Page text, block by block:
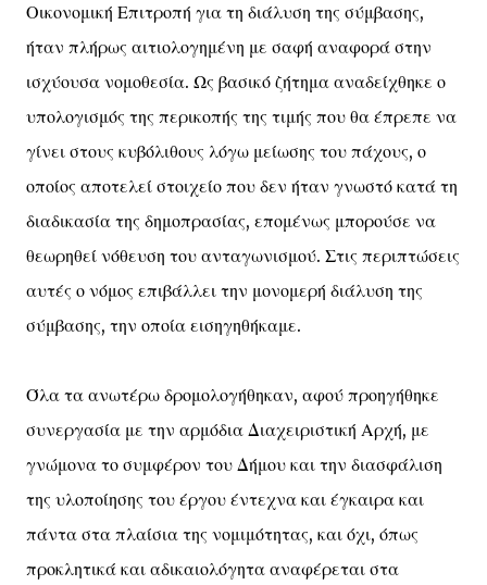
Οικονομική Επιτροπή για τη διάλυση της σύμβασης,
ήταν πλήρως αιτιολογημένη με σαφή αναφορά στην
ισχύουσα νομοθεσία. Ως βασικό ζήτημα αναδείχθηκε ο
υπολογισμός της περικοπής της τιμής που θα έπρεπε να
γίνει στους κυβόλιθους λόγω μείωσης του πάχους, ο
οποίος αποτελεί στοιχείο που δεν ήταν γνωστό κατά τη
διαδικασία της δημοπρασίας, επομένως μπορούσε να
θεωρηθεί νόθευση του ανταγωνισμού. Στις περιπτώσεις
αυτές ο νόμος επιβάλλει την μονομερή διάλυση της
σύμβασης, την οποία εισηγηθήκαμε.
Όλα τα ανωτέρω δρομολογήθηκαν, αφού προηγήθηκε
συνεργασία με την αρμόδια Διαχειριστική Αρχή, με
γνώμονα το συμφέρον του Δήμου και την διασφάλιση
της υλοποίησης του έργου έντεχνα και έγκαιρα και
πάντα στα πλαίσια της νομιμότητας, και όχι, όπως
προκλητικά και αδικαιολόγητα αναφέρεται στα